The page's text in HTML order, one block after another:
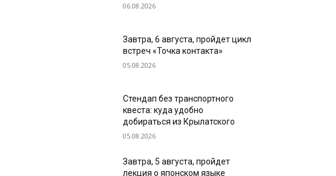
06.08.2026
Завтра, 6 августа, пройдет цикл
встреч «Точка контакта»
05.08.2026
Стендап без транспортного
квеста: куда удобно
добираться из Крылатского
05.08.2026
Завтра, 5 августа, пройдет
лекция о японском языке